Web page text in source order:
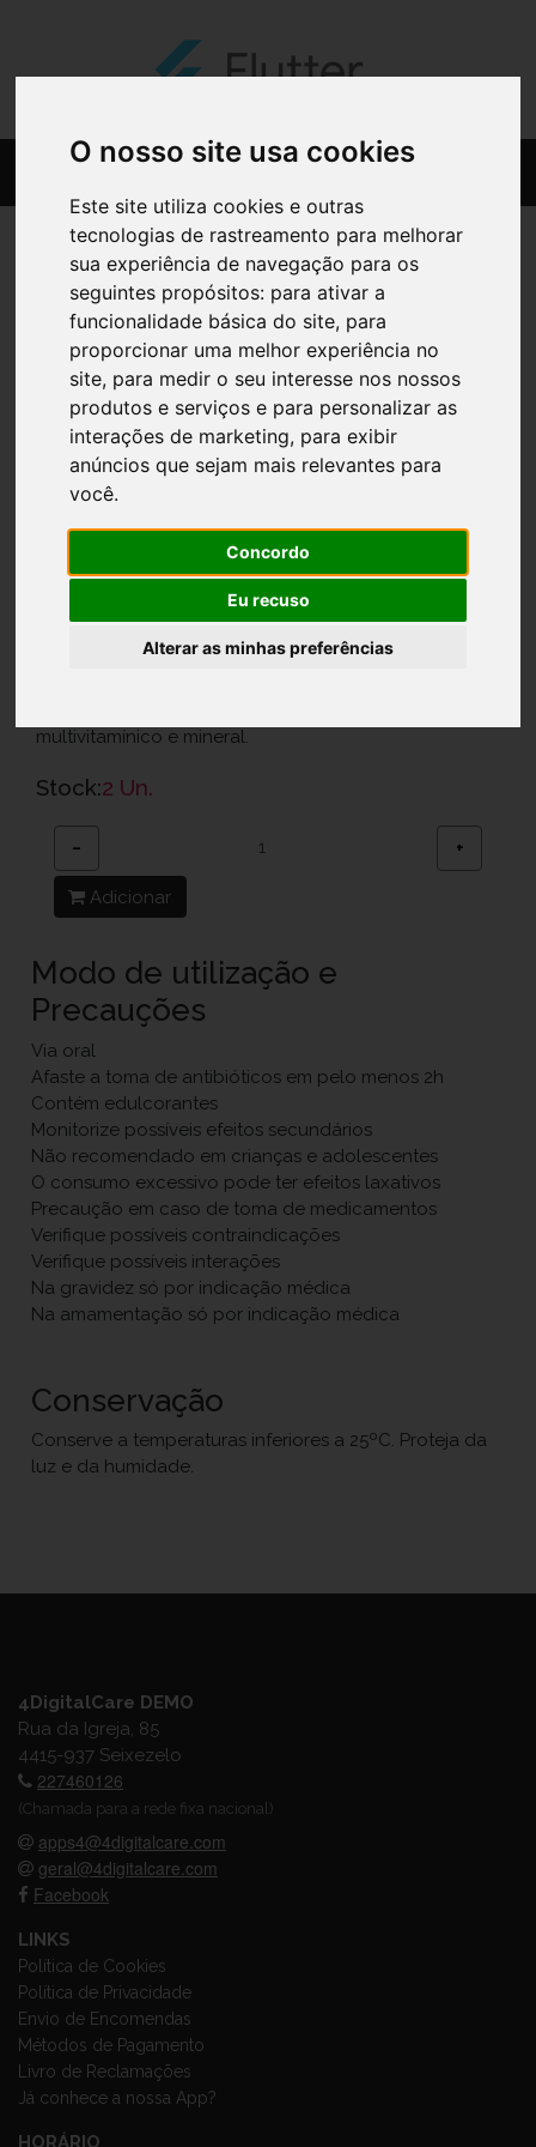
O nosso site usa cookies
Este site utiliza cookies e outras
tecnologias de rastreamento para melhorar
sua experiência de navegação para os
seguintes propósitos: para ativar a
funcionalidade básica do site, para
proporcionar uma melhor experiência no
site, para medir o seu interesse nos nossos
produtos e serviços e para personalizar as
interações de marketing, para exibir
anúncios que sejam mais relevantes para
você.
Concordo
Eu recuso
Alterar as minhas preferências
Bariatric Plus Comp X120 comps
multivitamínico e mineral.
Stock:2 Un.
− +
Adicionar
Modo de utilização e
Precauções
Via oral
Afaste a toma de antibióticos em pelo menos 2h
Contém edulcorantes
Monitorize possíveis efeitos secundários
Não recomendado em crianças e adolescentes
O consumo excessivo pode ter efeitos laxativos
Precaução em caso de toma de medicamentos
Verifique possíveis contraindicações
Verifique possíveis interações
Na gravidez só por indicação médica
Na amamentação só por indicação médica
Conservação
Conserve a temperaturas inferiores a 25ºC. Proteja da
luz e da humidade.
4DigitalCare DEMO
Rua da Igreja, 85
4415-937 Seixezelo
227460126
(Chamada para a rede fixa nacional)
apps4@4digitalcare.com
geral@4digitalcare.com
Facebook
LINKS
Política de Cookies
Política de Privacidade
Envio de Encomendas
Métodos de Pagamento
Livro de Reclamações
Já conhece a nossa App?
HORÁRIO